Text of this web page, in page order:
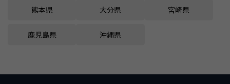
熊本県 大分県 宮崎県
鹿児島県 沖縄県